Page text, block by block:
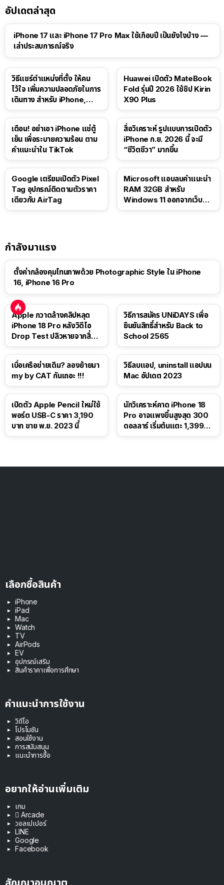
อัปเดตล่าสุด
iPhone 17 และ iPhone 17 Pro Max ใช้เกือบปี เป็นยังไงบ้าง —
เล่าประสบการณ์จริง
วิธีแชร์ตำแหน่งที่ตั้ง ให้คน
ไว้ใจ เพิ่มความปลอดภัยในการ
เดินทาง สำหรับ iPhone,
Huawei เปิดตัว MateBook
Fold รุ่นปี 2026 ใช้ชิป Kirin
X90 Plus
เตือน! อย่าเอา iPhone แช่ตู้
เย็น เพื่อระบายความร้อน ตาม
คำแนะนำใน TikTok
สื่อวิเคราะห์ รูปแบบการเปิดตัว
iPhone ก.ย. 2026 นี้ จะมี
“ชีวิตชีวา” มากขึ้น
Google เตรียมเปิดตัว Pixel
Tag อุปกรณ์ติดตามตัวราคา
เดียวกับ AirTag
Microsoft แอบลบคำแนะนำ
RAM 32GB สำหรับ
Windows 11 ออกจากเว็บตัว
กำลังมาแรง
ตั้งค่ากล้องคุมโทนภาพด้วย Photographic Style ใน iPhone
16, iPhone 16 Pro
Apple กวาดล้างคลิปหลุด
iPhone 18 Pro หลังวิดีโอ
Drop Test ปลิวหายจากสื่อ
วิธีการสมัคร UNiDAYS เพื่อ
ยืนยันสิทธิ์สำหรับ Back to
School 2565
เบื่อเครือข่ายเดิม? ลองย้ายมา
my by CAT กันเถอะ !!!
วิธีลบแอป, uninstall แอปบน
Mac อัปเดต 2023
เปิดตัว Apple Pencil ใหม่ใช้
พอร์ต USB-C ราคา 3,190
บาท ขาย พ.ย. 2023 นี้
นักวิเคราะห์คาด iPhone 18
Pro อาจแพงขึ้นสูงสุด 300
ดอลลาร์ เริ่มต้นแตะ 1,399
เลือกซื้อสินค้า
iPhone
iPad
Mac
Watch
TV
AirPods
EV
อุปกรณ์เสริม
สินค้าราคาเพื่อการศึกษา
คำแนะนำการใช้งาน
วิดีโอ
โปรโมชัน
สอนใช้งาน
การสนับสนุน
แนะนำการซื้อ
อยากให้อ่านเพิ่มเติม
เกม
 Arcade
วอลเปเปอร์
LINE
Google
Facebook
สัญญาอนุญาต